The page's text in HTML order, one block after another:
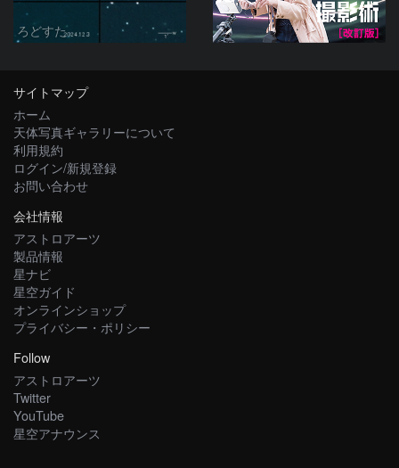
ろどすた
サイトマップ
ホーム
天体写真ギャラリーについて
利用規約
ログイン/新規登録
お問い合わせ
会社情報
アストロアーツ
製品情報
星ナビ
星空ガイド
オンラインショップ
プライバシー・ポリシー
Follow
アストロアーツ
Twitter
YouTube
星空アナウンス